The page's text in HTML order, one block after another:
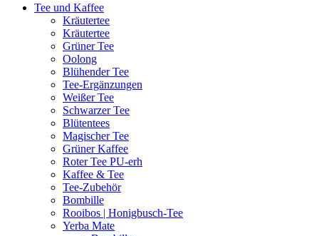
Tee und Kaffee
Kräutertee
Kräutertee
Grüner Tee
Oolong
Blühender Tee
Tee-Ergänzungen
Weißer Tee
Schwarzer Tee
Blütentees
Magischer Tee
Grüner Kaffee
Roter Tee PU-erh
Kaffee & Tee
Tee-Zubehör
Bombille
Rooibos | Honigbusch-Tee
Yerba Mate